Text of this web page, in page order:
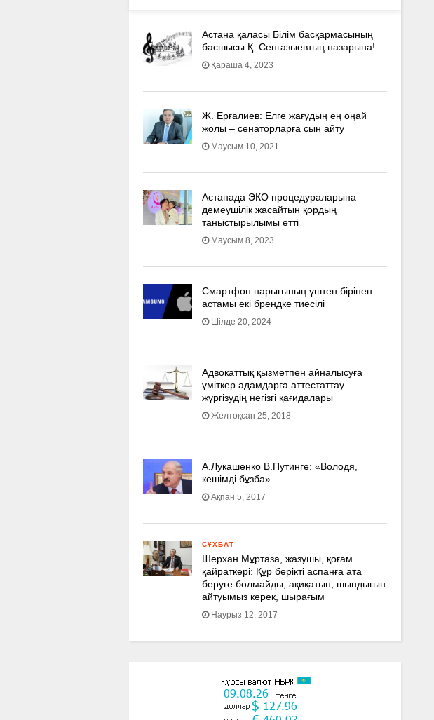
Астана қаласы Білім басқармасының
басшысы Қ. Сенғазыевтың назарына!
Қараша 4, 2023
Ж. Ерғалиев: Елге жағудың ең оңай
жолы – сенаторларға сын айту
Маусым 10, 2021
Астанада ЭКО процедураларына
демеушілік жасайтын қордың
таныстырылымы өтті
Маусым 8, 2023
Смартфон нарығының үштен бірінен
астамы екі брендке тиесілі
Шілде 20, 2024
Адвокаттық қызметпен айналысуға
үмiткер адамдарға аттестаттау
жүргізудің негізгі қағидалары
Желтоқсан 25, 2018
А.Лукашенко В.Путинге: «Володя,
кешімді бұзба»
Ақпан 5, 2017
СҰХБАТ
Шерхан Мұртаза, жазушы, қоғам
қайраткері: Құр бөрікті аспанға ата
беруге болмайды, ақиқатын, шындығын
айтуымыз керек, шырағым
Наурыз 12, 2017